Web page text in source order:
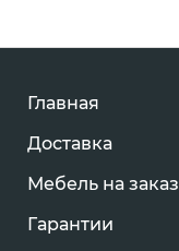
Главная
Доставка
Мебель на заказ
Гарантии